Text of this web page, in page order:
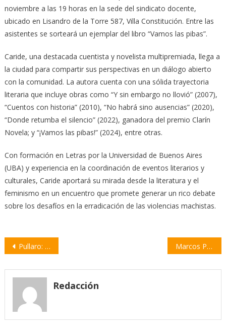
noviembre a las 19 horas en la sede del sindicato docente,
ubicado en Lisandro de la Torre 587, Villa Constitución. Entre las
asistentes se sorteará un ejemplar del libro “Vamos las pibas”.
Caride, una destacada cuentista y novelista multipremiada, llega a
la ciudad para compartir sus perspectivas en un diálogo abierto
con la comunidad. La autora cuenta con una sólida trayectoria
literaria que incluye obras como “Y sin embargo no llovió” (2007),
“Cuentos con historia” (2010), “No habrá sino ausencias” (2020),
“Donde retumba el silencio” (2022), ganadora del premio Clarín
Novela; y “¡Vamos las pibas!” (2024), entre otras.
Con formación en Letras por la Universidad de Buenos Aires
(UBA) y experiencia en la coordinación de eventos literarios y
culturales, Caride aportará su mirada desde la literatura y el
feminismo en un encuentro que promete generar un rico debate
sobre los desafíos en la erradicación de las violencias machistas.
Navegación
entradas
Pullaro: “Al Gobierno nacional le pedimos que sea justo y cumpla con la provincia de Santa Fe” Marcos Pereira hizo historia: Campeón de la primera Copa América de Kick Boxing
Redacción